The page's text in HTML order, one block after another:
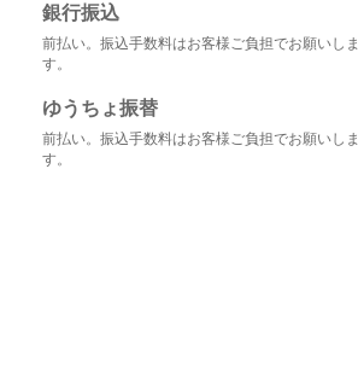
銀行振込
前払い。振込手数料はお客様ご負担でお願いしま
す。
ゆうちょ振替
前払い。振込手数料はお客様ご負担でお願いしま
す。